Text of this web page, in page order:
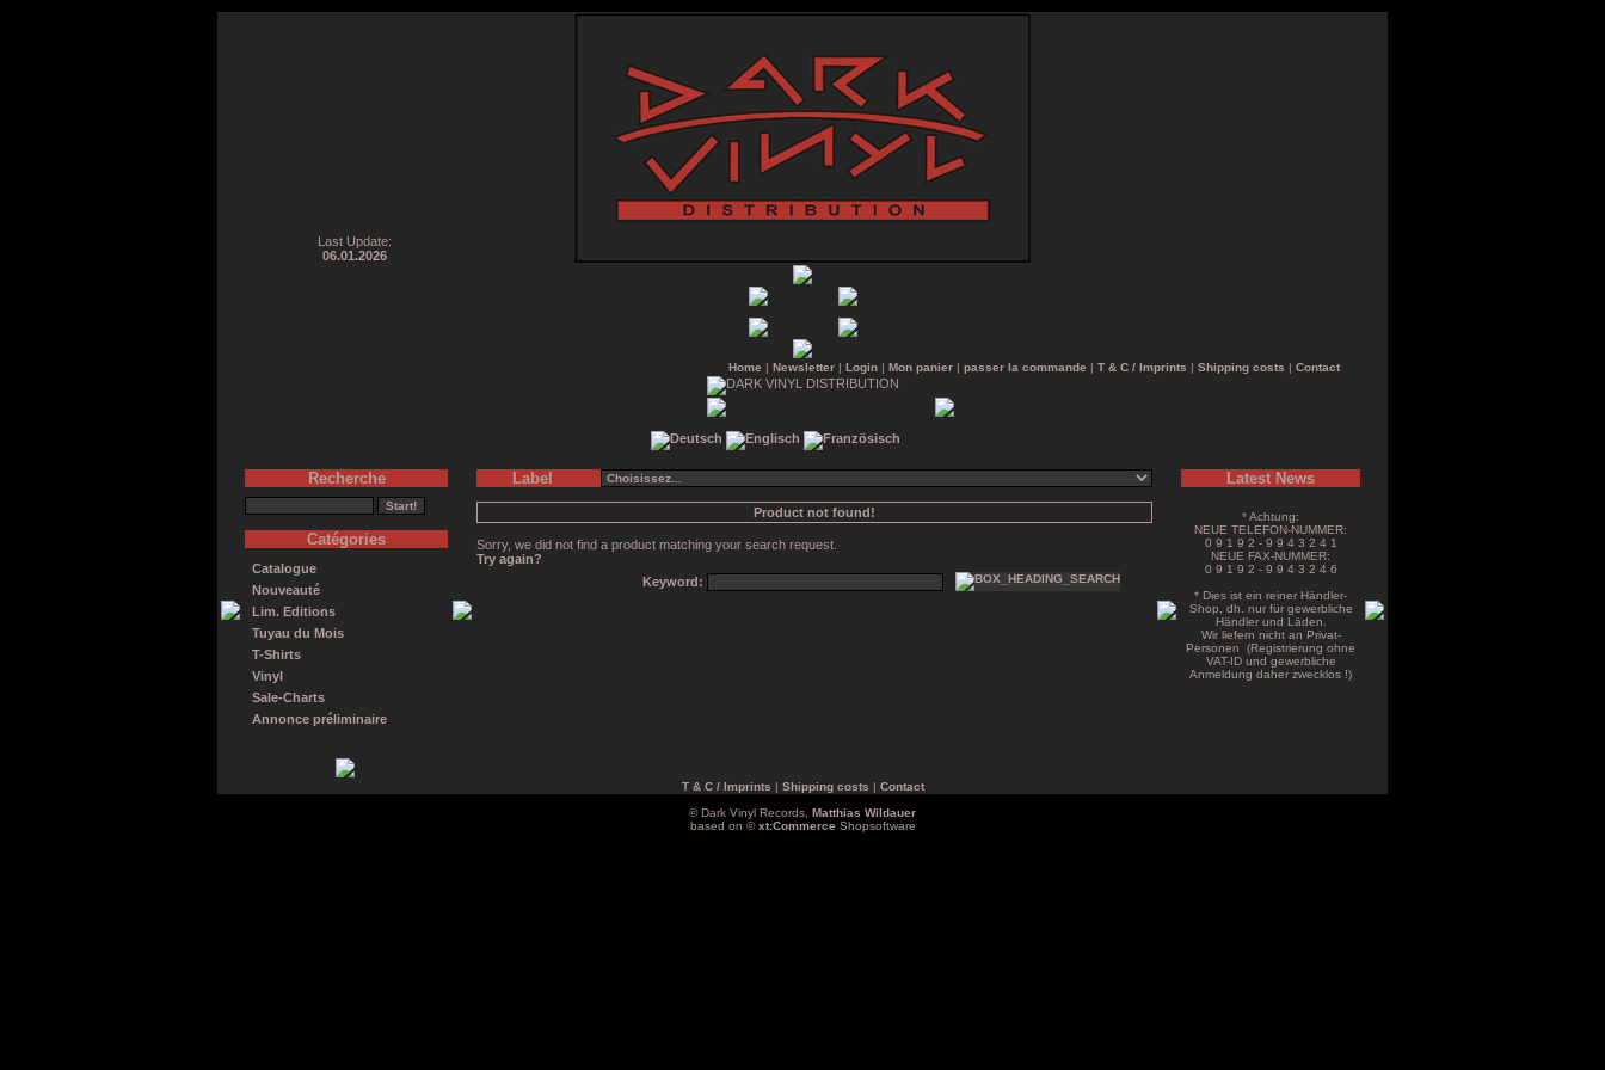
Last Update:
06.01.2026
Home | Newsletter| Login| Mon panier| passer la commande | T & C / Imprints | Shipping costs | Contact
Recherche
Catégories
Catalogue
Nouveauté
Lim. Editions
Tuyau du Mois
T-Shirts
Vinyl
Sale-Charts
Annonce préliminaire
Label
Product not found!
Sorry, we did not find a product matching your search request.
Try again?
Keyword:
Latest News
* Achtung:
NEUE TELEFON-NUMMER:
0 9 1 9 2 - 9 9 4 3 2 4 1
NEUE FAX-NUMMER:
0 9 1 9 2 - 9 9 4 3 2 4 6
* Dies ist ein reiner Händler-
Shop, dh. nur für gewerbliche
Händler und Läden.
Wir liefern nicht an Privat-
Personen (Registrierung ohne
VAT-ID und gewerbliche
Anmeldung daher zwecklos !)
T & C / Imprints | Shipping costs | Contact
© Dark Vinyl Records, Matthias Wildauer
based on ©xt:CommerceShopsoftware